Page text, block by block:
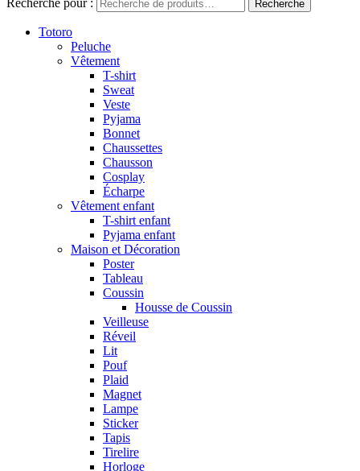
Recherche pour :
Recherche
Totoro
Peluche
Vêtement
T-shirt
Sweat
Veste
Pyjama
Bonnet
Chaussettes
Chausson
Cosplay
Écharpe
Vêtement enfant
T-shirt enfant
Pyjama enfant
Maison et Décoration
Poster
Tableau
Coussin
Housse de Coussin
Veilleuse
Réveil
Lit
Pouf
Plaid
Magnet
Lampe
Sticker
Tapis
Tirelire
Horloge